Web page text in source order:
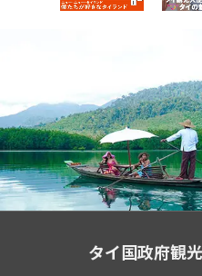
タイ国政府観